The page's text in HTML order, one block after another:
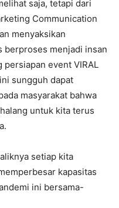
saja, tetapi dari
Communication
menyaksikan
berproses menjadi insan
event VIRAL
sungguh dapat
masyarakat bahwa
untuk kita terus
setiap kita
kapasitas
ini bersama-